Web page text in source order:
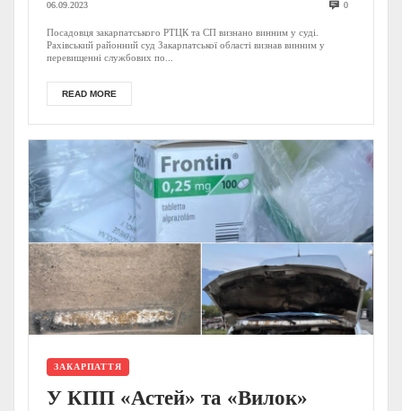
від мобілізації: відомо, як саме
06.09.2023 0
Посадовця закарпатського РТЦК та СП визнано винним у суді.
Рахівський районний суд Закарпатської області визнав винним у
перевищенні службових по...
READ MORE
ЗАКАРПАТТЯ
У КПП «Астей» та «Вилок»